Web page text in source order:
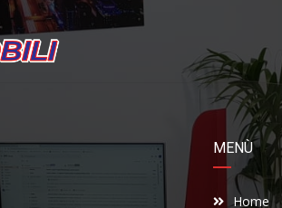
MENÙ
Home